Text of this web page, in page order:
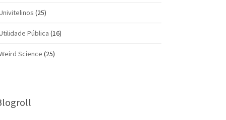
(25)
Pública (16)
Science (25)